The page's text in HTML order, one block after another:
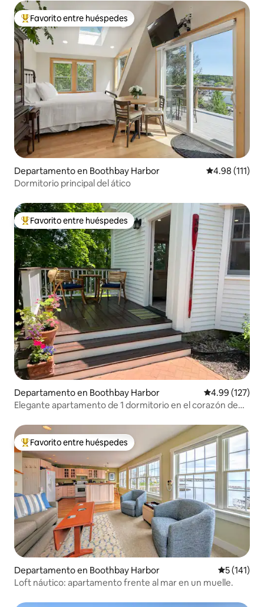
De los mejores en Favorito entre huéspedes
Favorito entre huéspedes
Departamento en Boothbay Harbor Calificación
4.98 (111)
Dormitorio principal del ático
De los mejores en Favorito entre huéspedes
Favorito entre huéspedes
Departamento en Boothbay Harbor Calificación
4.99 (127)
Elegante apartamento de 1 dormitorio en el corazón de
De los mejores en Favorito entre huéspedes
Favorito entre huéspedes
Departamento en Boothbay Harbor
5 (141)
Loft náutico: apartamento frente al mar en un muelle.